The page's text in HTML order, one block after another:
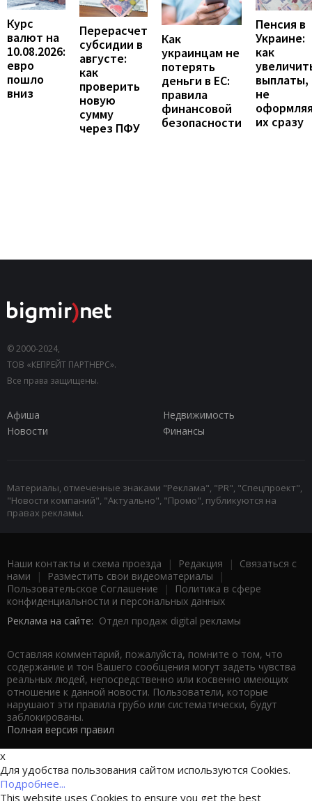
Курс
валют на
10.08.2026:
евро
пошло
вниз
Перерасчет
субсидии в
августе:
как
проверить
новую
сумму
через ПФУ
Как
украинцам не
потерять
деньги в ЕС:
правила
финансовой
безопасности
Пенсия в
Украине:
как
выплаты,
не
их сразу
© 2000-2024,
ТОВ «КЕПРЕЙТ ПАРТНЕРС».
Все права защищены.
Афиша
Недвижимость
Новости
Финансы
Материалы, отмеченные знаками "Реклама", "PR", "Спецпроект",
"Новости компаний", "Актуально", "Промо", публикуются на
правах рекламы.
Наши контакты и схема проезда | Редакция | Связаться с
нами | Разместить свои видеоматериалы |
Пользовательское Соглашение |
Политика в сфере
конфиденциальности и персональных данных
Реклама на сайте: Отдел продаж digital рекламы
Оставляя комментарий, пожалуйста, помните о том, что
содержание и тон Вашего сообщения могут задеть чувства
реальных людей, непосредственно или косвенно имеющих
отношение к данной новости. Пользователи, которые
нарушают эти правила грубо или систематически, будут
заблокированы.
Полная версия правил
x
Для удобства пользования сайтом используются Cookies.
Подробнее...
This website uses Cookies to ensure you get the best